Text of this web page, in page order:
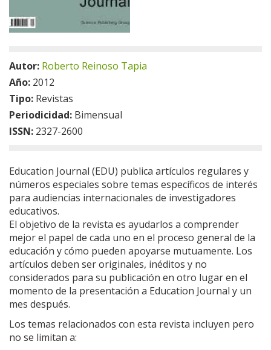
Autor: Roberto Reinoso Tapia
Año: 2012
Tipo: Revistas
Periodicidad: Bimensual
ISSN: 2327-2600
Education Journal (EDU) publica artículos regulares y
números especiales sobre temas específicos de interés
para audiencias internacionales de investigadores
educativos.
El objetivo de la revista es ayudarlos a comprender
mejor el papel de cada uno en el proceso general de la
educación y cómo pueden apoyarse mutuamente. Los
artículos deben ser originales, inéditos y no
considerados para su publicación en otro lugar en el
momento de la presentación a Education Journal y un
mes después.
Los temas relacionados con esta revista incluyen pero
no se limitan a: